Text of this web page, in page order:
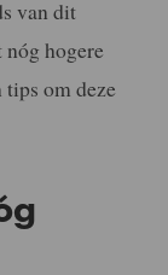
van dit
hogere
om deze